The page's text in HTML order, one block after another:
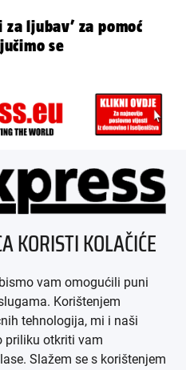
ljubav’ za pomoć
se
UNS
KORISTI KOLAČIĆE
vam omogućili puni
Korištenjem
tehnologija, mi i naši
priliku otkriti vam
Slažem se s korištenjem